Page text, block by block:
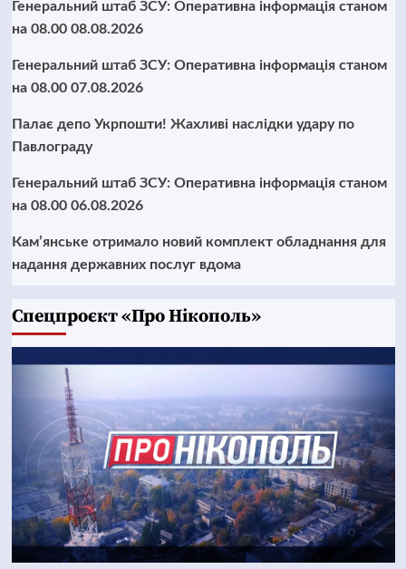
Генеральний штаб ЗСУ: Оперативна інформація станом
на 08.00 08.08.2026
Генеральний штаб ЗСУ: Оперативна інформація станом
на 08.00 07.08.2026
Палає депо Укрпошти! Жахливі наслідки удару по
Павлограду
Генеральний штаб ЗСУ: Оперативна інформація станом
на 08.00 06.08.2026
Кам’янське отримало новий комплект обладнання для
надання державних послуг вдома
Cпецпроєкт «Про Нікополь»